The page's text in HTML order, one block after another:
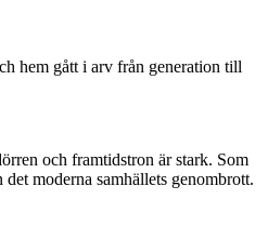
hem gått i arv från generation till
och framtidstron är stark. Som
moderna samhällets genombrott.